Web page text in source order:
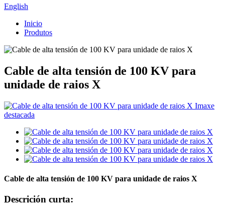
English
Inicio
Produtos
Cable de alta tensión de 100 KV para
unidade de raios X
Cable de alta tensión de 100 KV para unidade de raios X
Descrición curta: